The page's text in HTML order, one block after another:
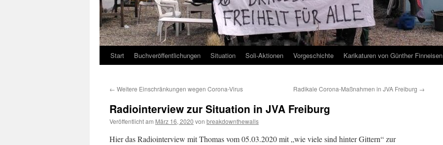
Start Buchveröffentlichungen Situation Soli-Aktionen Vorgeschichte Karikaturen von Günther Finneisen
← Weitere Einschränkungen wegen Corona-Virus Radikale Corona-Maßnahmen in JVA Freiburg →
Radiointerview zur Situation in JVA Freiburg
Veröffentlicht am März 16, 2020 von breakdownthewalls
Hier das Radiointerview mit Thomas vom 05.03.2020 mit „wie viele sind hinter Gittern“ zur